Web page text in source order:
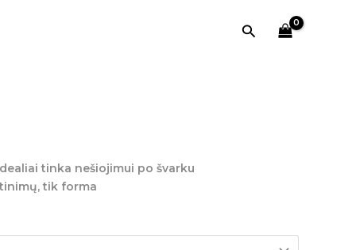
Paieška
€.
tinka nešiojimui po švarku
tik forma